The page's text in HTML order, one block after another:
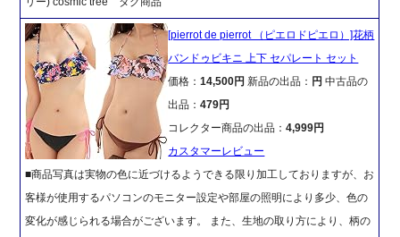
[pierrot de pierrot （ピエロドピエロ）]花柄
バンドゥビキニ 上下 セパレート セット
価格：14,500円新品の出品： 円 中古品の
出品：479円
コレクター商品の出品：4,999円
カスタマーレビュー
■商品写真は実物の色に近づけるようできる限り加工しておりますが、お
客様が使用するパソコンのモニター設定や部屋の照明により多少、色の
変化が感じられる場合がございます。 また、生地の取り方により、柄の